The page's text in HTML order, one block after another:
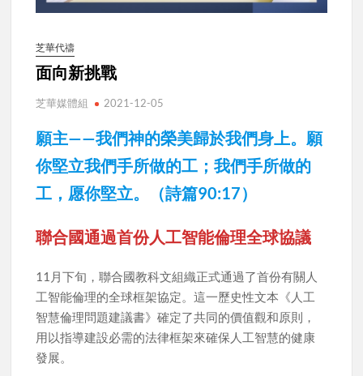
芝華代禱
面向新挑戰
芝華媒體組 2021-12-05
願主——我們神的榮美歸於我們身上。願
你堅立我們手所做的工；我們手所做的
工，愿你堅立。（詩篇90:17）
聯合國通過首份人工智能倫理全球協議
11月下旬，聯合國教科文組織正式通過了首份有關人
工智能倫理的全球框架協定。這一歷史性文本《人工
智慧倫理問題建議書》確定了共同的價值觀和原則，
用以指導建設必需的法律框架來確保人工智慧的健康
發展。